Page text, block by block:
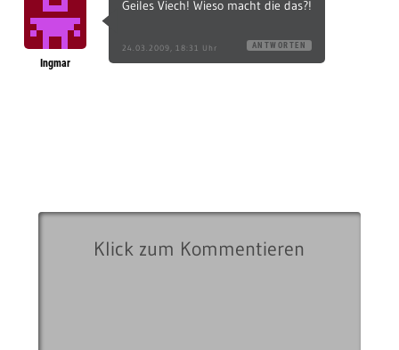
Ingmar
Geiles Viech! Wieso macht die das?!
24.03.2009, 18:31 Uhr ANTWORTEN